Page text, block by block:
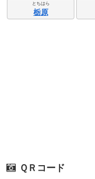
とちはら
栃原
ＱＲコード